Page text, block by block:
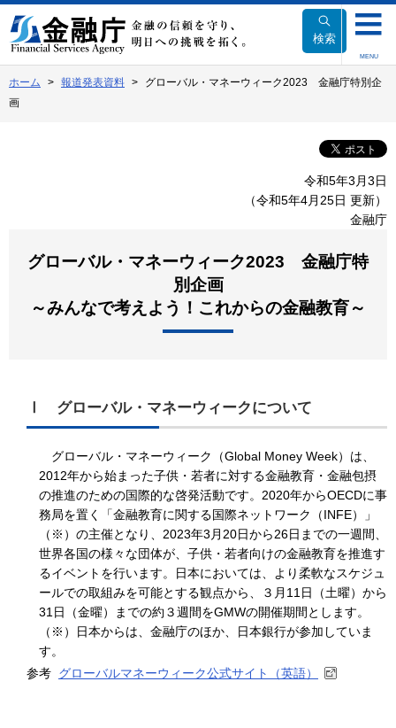
文
へ
動
検索
MENU
ホーム 報道発表資料
グローバル・マネーウィーク2023 金融庁特別企
画
令和5年3月3日
（令和5年4月25日 更新）
金融庁
グローバル・マネーウィーク2023 金融庁特
別企画
～みんなで考えよう！これからの金融教育～
Ⅰ グローバル・マネーウィークについて
グローバル・マネーウィーク（Global Money Week）は、
2012年から始まった子供・若者に対する金融教育・金融包摂
の推進のための国際的な啓発活動です。2020年からOECDに事
務局を置く「金融教育に関する国際ネットワーク（INFE）」
（※）の主催となり、2023年3月20日から26日までの一週間、
世界各国の様々な団体が、子供・若者向けの金融教育を推進す
るイベントを行います。日本においては、より柔軟なスケジュ
ールでの取組みを可能とする観点から、３月11日（土曜）から
31日（金曜）までの約３週間をGMWの開催期間とします。
（※）日本からは、金融庁のほか、日本銀行が参加していま
す。
参考 グローバルマネーウィーク公式サイト（英語）